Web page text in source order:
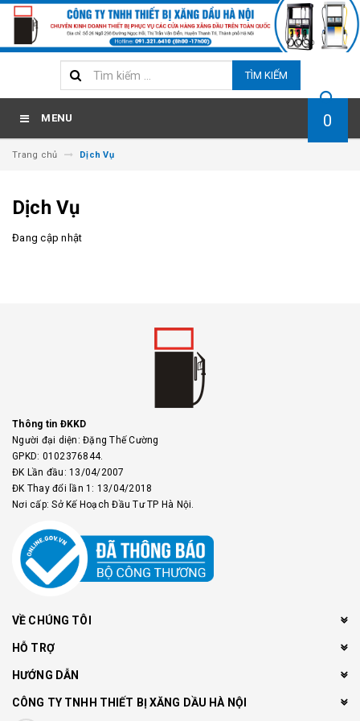
TÌM KIẾM
MENU 0
Trang chủ Dịch Vụ
Dịch Vụ
Đang cập nhật
Thông tin ĐKKD
Người đại diện: Đặng Thế Cường
GPKD: 0102376844.
ĐK Lần đầu: 13/04/2007
ĐK Thay đổi lần 1: 13/04/2018
Nơi cấp: Sở Kế Hoạch Đầu Tư TP Hà Nội.
VỀ CHÚNG TÔI
HỖ TRỢ
HƯỚNG DẪN
CÔNG TY TNHH THIẾT BỊ XĂNG DẦU HÀ NỘI